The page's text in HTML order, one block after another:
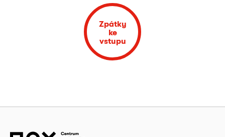
Zpátky
ke
vstupu